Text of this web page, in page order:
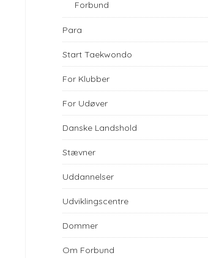
Forbund
Para
Start Taekwondo
For Klubber
For Udøver
Danske Landshold
Stævner
Uddannelser
Udviklingscentre
Dommer
Om Forbund